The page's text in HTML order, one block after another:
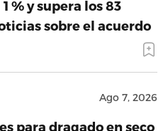
% y supera los 83
sobre el acuerdo
Ago 7, 2026
para dragado en seco